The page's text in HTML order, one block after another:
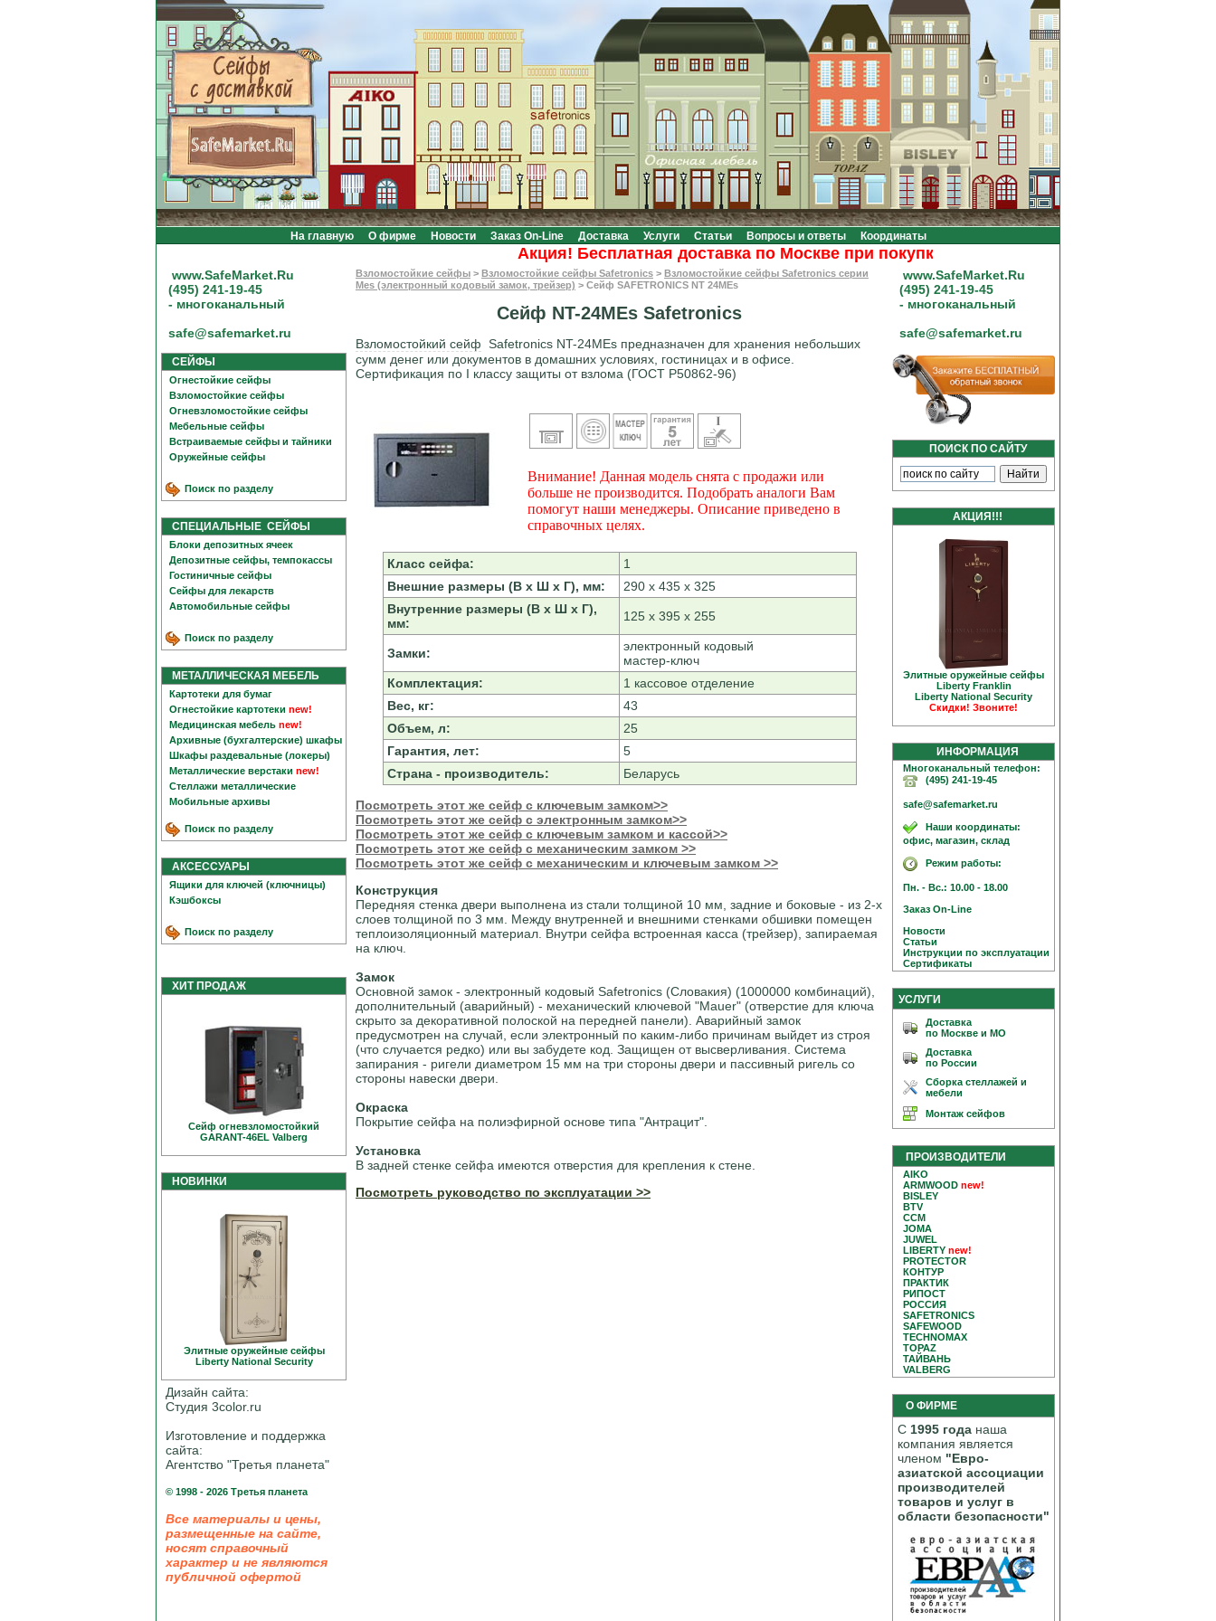
На главную О фирме Новости Заказ On-Line Доставка Услуги Статьи Вопросы и ответы Координаты
Акция! Бесплатная доставка по Москве при покупке на сумму от 20000 рублей.
www.SafeMarket.Ru
(495) 241-19-45
- многоканальный
safe@safemarket.ru
СЕЙФЫ
Огнестойкие сейфы
Взломостойкие сейфы
Огневзломостойкие сейфы
Мебельные сейфы
Встраиваемые сейфы и тайники
Оружейные сейфы
Поиск по разделу
СПЕЦИАЛЬНЫЕ СЕЙФЫ
Блоки депозитных ячеек
Депозитные сейфы, темпокассы
Гостиничные сейфы
Сейфы для лекарств
Автомобильные сейфы
Поиск по разделу
МЕТАЛЛИЧЕСКАЯ МЕБЕЛЬ
Картотеки для бумаг
Огнестойкие картотеки new!
Медицинская мебель new!
Архивные (бухгалтерские) шкафы
Шкафы раздевальные (локеры)
Металлические верстаки new!
Стеллажи металлические
Мобильные архивы
Поиск по разделу
АКСЕССУАРЫ
Ящики для ключей (ключницы)
Кэшбоксы
Поиск по разделу
ХИТ ПРОДАЖ
Сейф огневзломостойкий
GARANT-46EL Valberg
НОВИНКИ
Элитные оружейные сейфы
Liberty National Security
Дизайн сайта:
Студия 3color.ru
Изготовление и поддержка
сайта:
Агентство "Третья планета"
© 1998 - 2026 Третья планета
Все материалы и цены,
размещенные на сайте,
носят справочный
характер и не являются
публичной офертой
Взломостойкие сейфы > Взломостойкие сейфы Safetronics > Взломостойкие сейфы Safetronics серии
Mes (электронный кодовый замок, трейзер) > Сейф SAFETRONICS NT 24MEs
Сейф NT-24MEs Safetronics
Взломостойкий сейф Safetronics NT-24MEs предназначен для хранения небольших
сумм денег или документов в домашних условиях, гостиницах и в офисе.
Сертификация по I классу защиты от взлома (ГОСТ Р50862-96)
Внимание! Данная модель снята с продажи или
больше не производится. Подобрать аналоги Вам
помогут наши менеджеры. Описание приведено в
справочных целях.
Класс сейфа:
1
Внешние размеры (В х Ш х Г), мм:
290 х 435 х 325
Внутренние размеры (В х Ш х Г),
мм:
125 х 395 х 255
Замки:
электронный кодовый
мастер-ключ
Комплектация:
1 кассовое отделение
Вес, кг:
43
Объем, л:
25
Гарантия, лет:
5
Страна - производитель:
Беларусь
Посмотреть этот же сейф с ключевым замком>>
Посмотреть этот же сейф с электронным замком>>
Посмотреть этот же сейф с ключевым замком и кассой>>
Посмотреть этот же сейф с механическим замком >>
Посмотреть этот же сейф с механическим и ключевым замком >>
Конструкция
Передняя стенка двери выполнена из стали толщиной 10 мм, задние и боковые - из 2-х
слоев толщиной по 3 мм. Между внутренней и внешними стенками обшивки помещен
теплоизоляционный материал. Внутри сейфа встроенная касса (трейзер), запираемая
на ключ.
Замок
Основной замок - электронный кодовый Safetronics (Словакия) (1000000 комбинаций),
дополнительный (аварийный) - механический ключевой "Mauer" (отверстие для ключа
скрыто за декоративной полоской на передней панели). Аварийный замок
предусмотрен на случай, если электронный по каким-либо причинам выйдет из строя
(что случается редко) или вы забудете код. Защищен от высверливания. Система
запирания - ригели диаметром 15 мм на три стороны двери и пассивный ригель со
стороны навески двери.
Окраска
Покрытие сейфа на полиэфирной основе типа "Антрацит".
Установка
В задней стенке сейфа имеются отверстия для крепления к стене.
Посмотреть руководство по эксплуатации >>
www.SafeMarket.Ru
(495) 241-19-45
- многоканальный
safe@safemarket.ru
ПОИСК ПО САЙТУ
АКЦИЯ!!!
Элитные оружейные сейфы
Liberty Franklin
Liberty National Security
Скидки! Звоните!
ИНФОРМАЦИЯ
Многоканальный телефон:
(495) 241-19-45
safe@safemarket.ru
Наши координаты:
офис, магазин, склад
Режим работы:
Пн. - Вс.: 10.00 - 18.00
Заказ On-Line
Новости
Статьи
Инструкции по эксплуатации
Сертификаты
УСЛУГИ
Доставка
по Москве и МО
Доставка
по России
Сборка стеллажей и
мебели
Монтаж сейфов
ПРОИЗВОДИТЕЛИ
AIKO
ARMWOOD new!
BISLEY
BTV
CCM
JOMA
JUWEL
LIBERTY new!
PROTECTOR
КОНТУР
ПРАКТИК
РИПОСТ
РОССИЯ
SAFETRONICS
SAFEWOOD
TECHNOMAX
TOPAZ
ТАЙВАНЬ
VALBERG
О ФИРМЕ
С 1995 года наша
компания является
членом "Евро-
азиатской ассоциации
производителей
товаров и услуг в
области безопасности"